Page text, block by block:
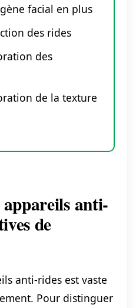
facial en plus
des rides
des
de la texture
anti-
de
anti-rides est vaste
Pour distinguer